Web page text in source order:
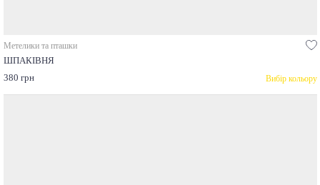
Метелики та пташки
ШПАКІВНЯ
380 грн
Вибір кольору